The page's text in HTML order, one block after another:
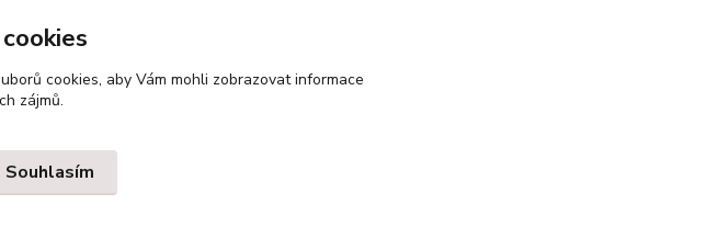
cookies, aby Vám mohli zobrazovat informace
zájmů.
Souhlasím